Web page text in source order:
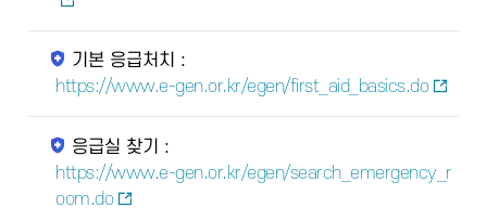
기본 응급처치 :
https://www.e-gen.or.kr/egen/first_aid_basics.do
응급실 찾기 :
https://www.e-gen.or.kr/egen/search_emergency_r
oom.do